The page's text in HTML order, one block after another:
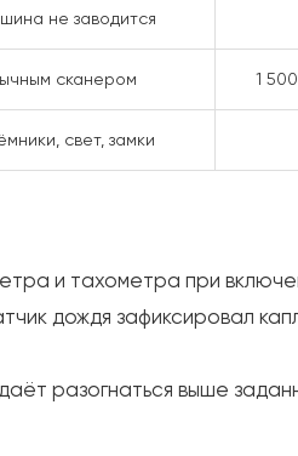
не заводится
сканером 1
свет, замки
и тахометра при
дождя зафиксировал
разогнаться выше